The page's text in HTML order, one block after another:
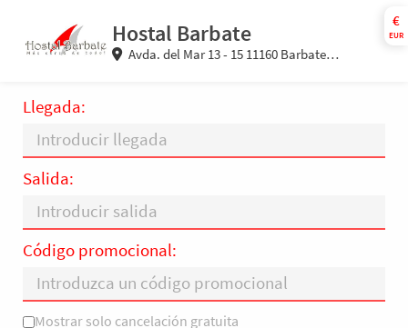
€
EUR
Hostal Barbate
Avda. del Mar 13 - 15 11160 Barbate
Llegada:
Salida:
Código promocional:
Mostrar solo cancelación gratuita